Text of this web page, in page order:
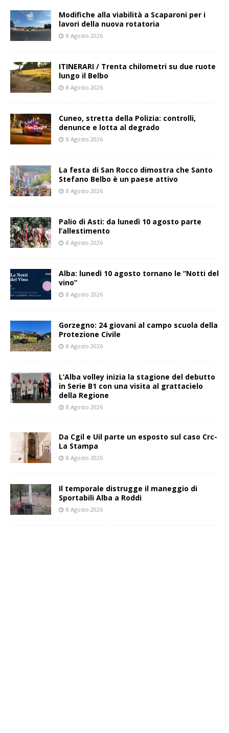
Modifiche alla viabilità a Scaparoni per i
lavori della nuova rotatoria
8 Agosto 2026
ITINERARI / Trenta chilometri su due ruote
lungo il Belbo
8 Agosto 2026
Cuneo, stretta della Polizia: controlli,
denunce e lotta al degrado
8 Agosto 2026
La festa di San Rocco dimostra che Santo
Stefano Belbo è un paese attivo
8 Agosto 2026
Palio di Asti: da lunedì 10 agosto parte
l’allestimento
8 Agosto 2026
Alba: lunedì 10 agosto tornano le “Notti del
vino”
8 Agosto 2026
Gorzegno: 24 giovani al campo scuola della
Protezione Civile
8 Agosto 2026
L’Alba volley inizia la stagione del debutto
in Serie B1 con una visita al grattacielo
della Regione
8 Agosto 2026
Da Cgil e Uil parte un esposto sul caso Crc-
La Stampa
8 Agosto 2026
Il temporale distrugge il maneggio di
Sportabili Alba a Roddi
8 Agosto 2026